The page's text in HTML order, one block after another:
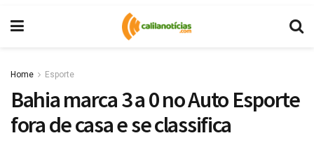
Home Esporte
Bahia marca 3 a 0 no Auto Esporte
fora de casa e se classifica